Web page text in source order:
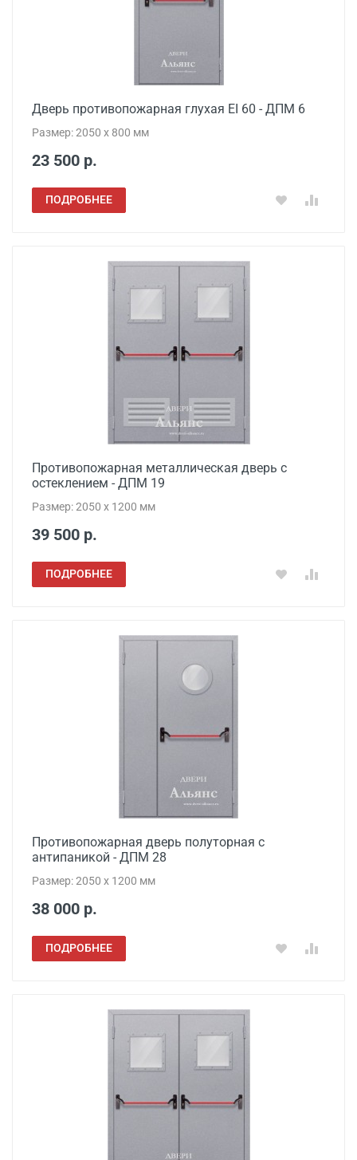
Дверь противопожарная глухая EI 60 - ДПМ 6
Размер: 2050 x 800 мм
23 500 р.
ПОДРОБНЕЕ
Противопожарная металлическая дверь с
остеклением - ДПМ 19
Размер: 2050 x 1200 мм
39 500 р.
ПОДРОБНЕЕ
Противопожарная дверь полуторная с
антипаникой - ДПМ 28
Размер: 2050 x 1200 мм
38 000 р.
ПОДРОБНЕЕ